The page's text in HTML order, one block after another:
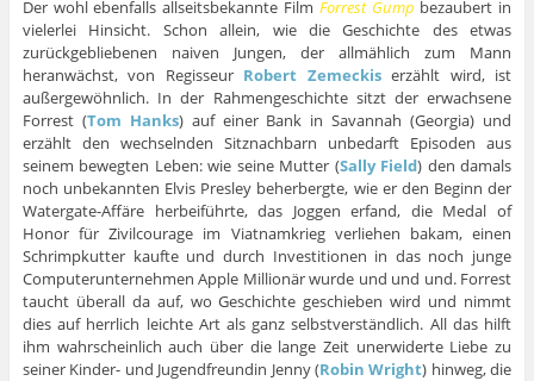
Der wohl ebenfalls allseitsbekannte Film Forrest Gump bezaubert in
vielerlei Hinsicht. Schon allein, wie die Geschichte des etwas
zurückgebliebenen naiven Jungen, der allmählich zum Mann
heranwächst, von Regisseur Robert Zemeckiserzählt wird, ist
außergewöhnlich. In der Rahmengeschichte sitzt der erwachsene
Forrest (Tom Hanks) auf einer Bank in Savannah (Georgia) und
erzählt den wechselnden Sitznachbarn unbedarft Episoden aus
seinem bewegten Leben: wie seine Mutter (Sally Field) den damals
noch unbekannten Elvis Presley beherbergte, wie er den Beginn der
Watergate-Affäre herbeiführte, das Joggen erfand, die Medal of
Honor für Zivilcourage im Viatnamkrieg verliehen bakam, einen
Schrimpkutter kaufte und durch Investitionen in das noch junge
Computerunternehmen Apple Millionär wurde und und und. Forrest
taucht überall da auf, wo Geschichte geschieben wird und nimmt
dies auf herrlich leichte Art als ganz selbstverständlich. All das hilft
ihm wahrscheinlich auch über die lange Zeit unerwiderte Liebe zu
seiner Kinder- und Jugendfreundin Jenny (Robin Wright) hinweg, die